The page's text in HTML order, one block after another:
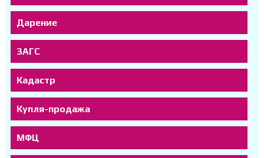
Дарение
ЗАГС
Кадастр
Купля-продажа
МФЦ